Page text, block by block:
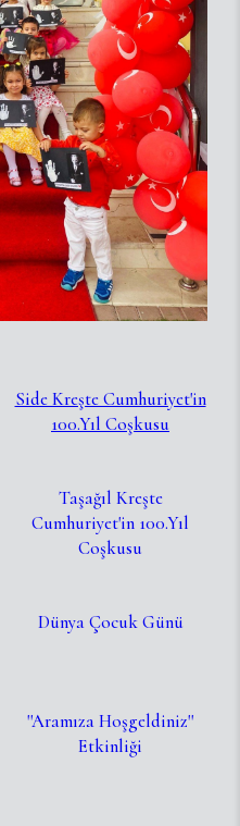
Side Kreşte Cumhuriyet'in
100.Yıl Coşkusu
Taşağıl Kreşte
Cumhuriyet'in 100.Yıl
Coşkusu
Dünya Çocuk Günü
''Aramıza Hoşgeldiniz''
Etkinliği